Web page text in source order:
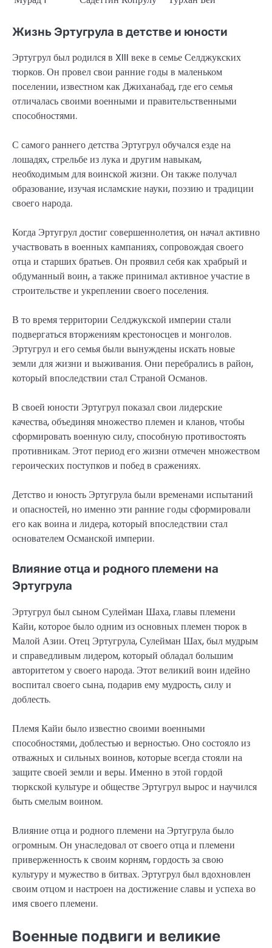
Жизнь Эртугрула в детстве и юности
Эртугрул был родился в XIII веке в семье Селджукских
тюрков. Он провел свои ранние годы в маленьком
поселении, известном как Джиханабад, где его семья
отличалась своими военными и правительственными
способностями.
С самого раннего детства Эртугрул обучался езде на
лошадях, стрельбе из лука и другим навыкам,
необходимым для воинской жизни. Он также получал
образование, изучая исламские науки, поэзию и традиции
своего народа.
Когда Эртугрул достиг совершеннолетия, он начал активно
участвовать в военных кампаниях, сопровождая своего
отца и старших братьев. Он проявил себя как храбрый и
обдуманный воин, а также принимал активное участие в
строительстве и укреплении своего поселения.
В то время территории Селджукской империи стали
подвергаться вторжениям крестоносцев и монголов.
Эртугрул и его семья были вынуждены искать новые
земли для жизни и выживания. Они перебрались в район,
который впоследствии стал Страной Османов.
В своей юности Эртугрул показал свои лидерские
качества, объединяя множество племен и кланов, чтобы
сформировать военную силу, способную противостоять
противникам. Этот период его жизни отмечен множеством
героических поступков и побед в сражениях.
Детство и юность Эртугрула были временами испытаний
и опасностей, но именно эти ранние годы сформировали
его как воина и лидера, который впоследствии стал
основателем Османской империи.
Влияние отца и родного племени на
Эртугрула
Эртугрул был сыном Сулейман Шаха, главы племени
Кайи, которое было одним из основных племен тюрок в
Малой Азии. Отец Эртугрула, Сулейман Шах, был мудрым
и справедливым лидером, который обладал большим
авторитетом у своего народа. Этот великий воин идейно
воспитал своего сына, подарив ему мудрость, силу и
доблесть.
Племя Кайи было известно своими военными
способностями, доблестью и верностью. Оно состояло из
отважных и сильных воинов, которые всегда стояли на
защите своей земли и веры. Именно в этой гордой
тюркской культуре и обществе Эртугрул вырос и научился
быть смелым воином.
Влияние отца и родного племени на Эртугрула было
огромным. Он унаследовал от своего отца и племени
приверженность к своим корням, гордость за свою
культуру и мужество в битвах. Эртугрул был вдохновлен
своим отцом и настроен на достижение славы и успеха во
имя своего племени.
Военные подвиги и великие